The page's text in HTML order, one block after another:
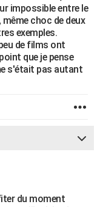
impossible entre le
choc de deux
exemples.
de films ont
que je pense
s'était pas autant
du moment